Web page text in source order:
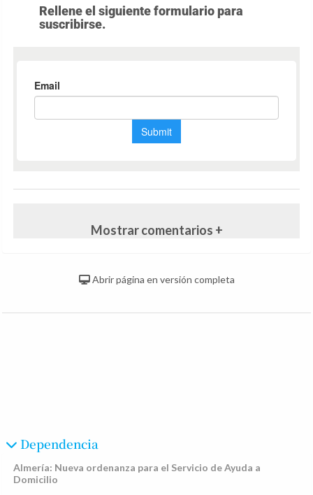
Rellene el siguiente formulario para
suscribirse.
Mostrar comentarios +
Abrir página en versión completa
Dependencia
Almería: Nueva ordenanza para el Servicio de Ayuda a
Domicilio